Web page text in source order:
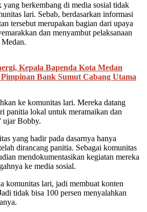
berkembang di media sosial tidak
lari. Sebab, berdasarkan informasi
tersebut merupakan bagian dari upaya
dan menyambut pelaksanaan
Kepala Bapenda Kota Medan
Bank Sumut Cabang Utama
ke komunitas lari. Mereka datang
panitia lokal untuk meramaikan dan
ujar Bobby.
yang hadir pada dasarnya hanya
dirancang panitia. Sebagai komunitas
mendokumentasikan kegiatan mereka
ke media sosial.
komunitas lari, jadi membuat konten
tidak bisa 100 persen menyalahkan